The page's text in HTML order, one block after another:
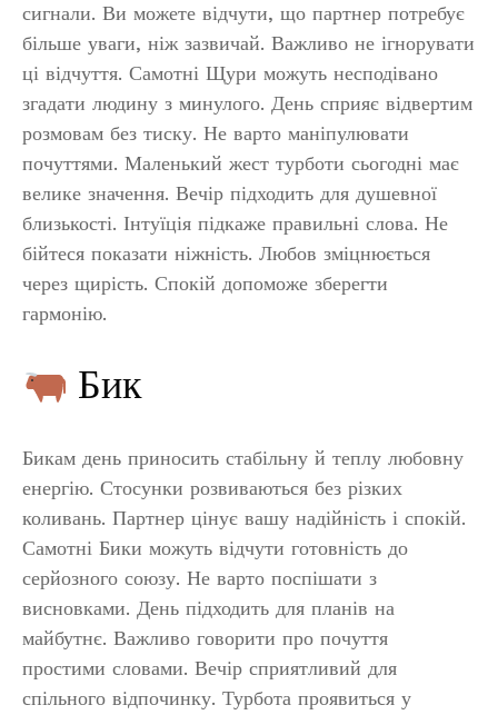
сигнали. Ви можете відчути, що партнер потребує
більше уваги, ніж зазвичай. Важливо не ігнорувати
ці відчуття. Самотні Щури можуть несподівано
згадати людину з минулого. День сприяє відвертим
розмовам без тиску. Не варто маніпулювати
почуттями. Маленький жест турботи сьогодні має
велике значення. Вечір підходить для душевної
близькості. Інтуїція підкаже правильні слова. Не
бійтеся показати ніжність. Любов зміцнюється
через щирість. Спокій допоможе зберегти
гармонію.
Бик
Бикам день приносить стабільну й теплу любовну
енергію. Стосунки розвиваються без різких
коливань. Партнер цінує вашу надійність і спокій.
Самотні Бики можуть відчути готовність до
серйозного союзу. Не варто поспішати з
висновками. День підходить для планів на
майбутнє. Важливо говорити про почуття
простими словами. Вечір сприятливий для
спільного відпочинку. Турбота проявиться у